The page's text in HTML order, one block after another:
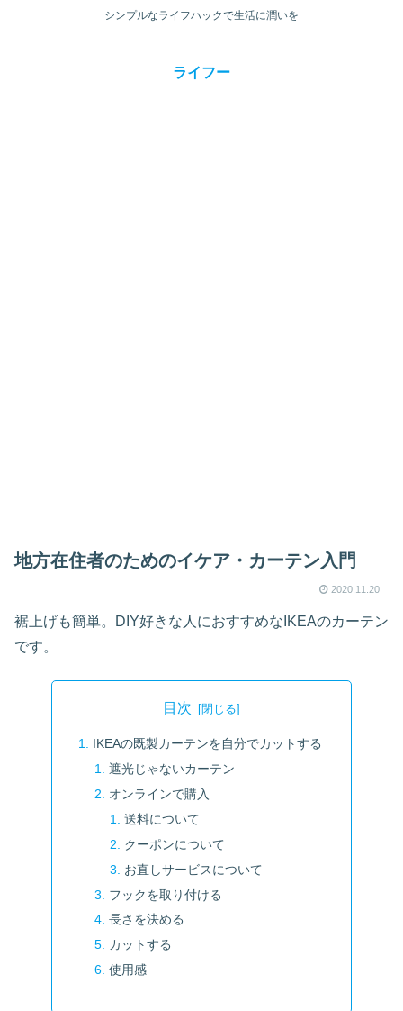
シンプルなライフハックで生活に潤いを
ライフー
地方在住者のためのイケア・カーテン入門
2020.11.20
裾上げも簡単。DIY好きな人におすすめなIKEAのカーテン
です。
目次
IKEAの既製カーテンを自分でカットする
遮光じゃないカーテン
オンラインで購入
送料について
クーポンについて
お直しサービスについて
フックを取り付ける
長さを決める
カットする
使用感